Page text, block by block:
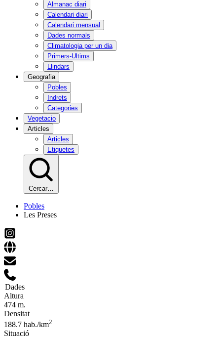
Almanac diari
Calendari diari
Calendari mensual
Dades normals
Climatologia per un dia
Primers-Ultims
Llindars
Geografia
Pobles
Indrets
Categories
Vegetacio
Articles
Articles
Etiquetes
Cercar…
Pobles
Les Preses
Dades
Altura
474 m.
Densitat
188.7 hab./km2
Situació